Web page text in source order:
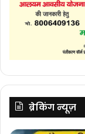
ब्रेकिंग न्यूज़